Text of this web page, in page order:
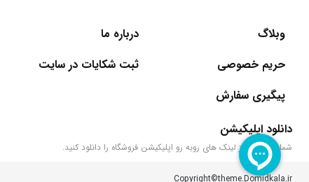
وبلاگ درباره ما
حریم خصوصی
ثبت شکایات در سایت
پیگیری سفارش
دانلود اپلیکیشن
شما می‌توانید از لینک های روبه رو اپلیکیشن فروشگاه را دانلود کنید.
Copyright©theme.Domidkala.ir